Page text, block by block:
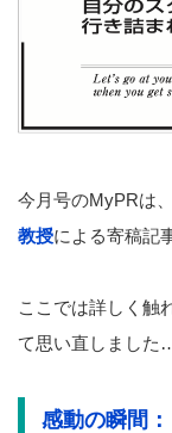
今月号のMyPRは、
教授による寄稿記
ここでは詳しく触
て思い直しました
感動の瞬間